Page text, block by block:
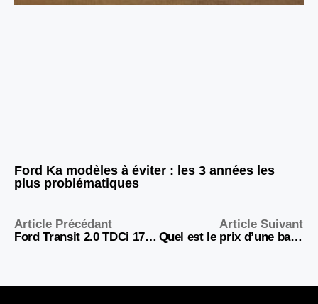
Ford Ka modèles à éviter : les 3 années les
plus problématiques
Article Précédant
Ford Transit 2.0 TDCi 170 ch : un utilitaire fiable pour usage intensif ou source de tracas mécanique ?
Article Suivant
Quel est le prix d’une batterie de 60 ah ? Guide complet pour faire son choix